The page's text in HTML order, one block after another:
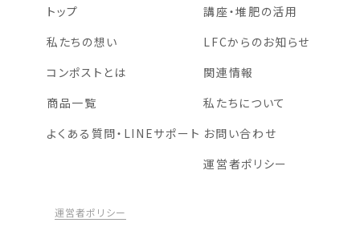
トップ
私たちの想い
コンポストとは
商品一覧
よくある質問・LINEサポート
講座・堆肥の活用
LFCからのお知らせ
関連情報
私たちについて
お問い合わせ
運営者ポリシー
運営者ポリシー